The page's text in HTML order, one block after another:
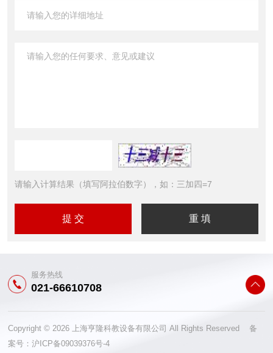
请输入计算结果（填写阿拉伯数字），如：三加四=7
服务热线
021-66610708
Copyright © 2026 上海亨隆科教设备有限公司 All Rights Reserved 备
案号：沪ICP备09039376号-4